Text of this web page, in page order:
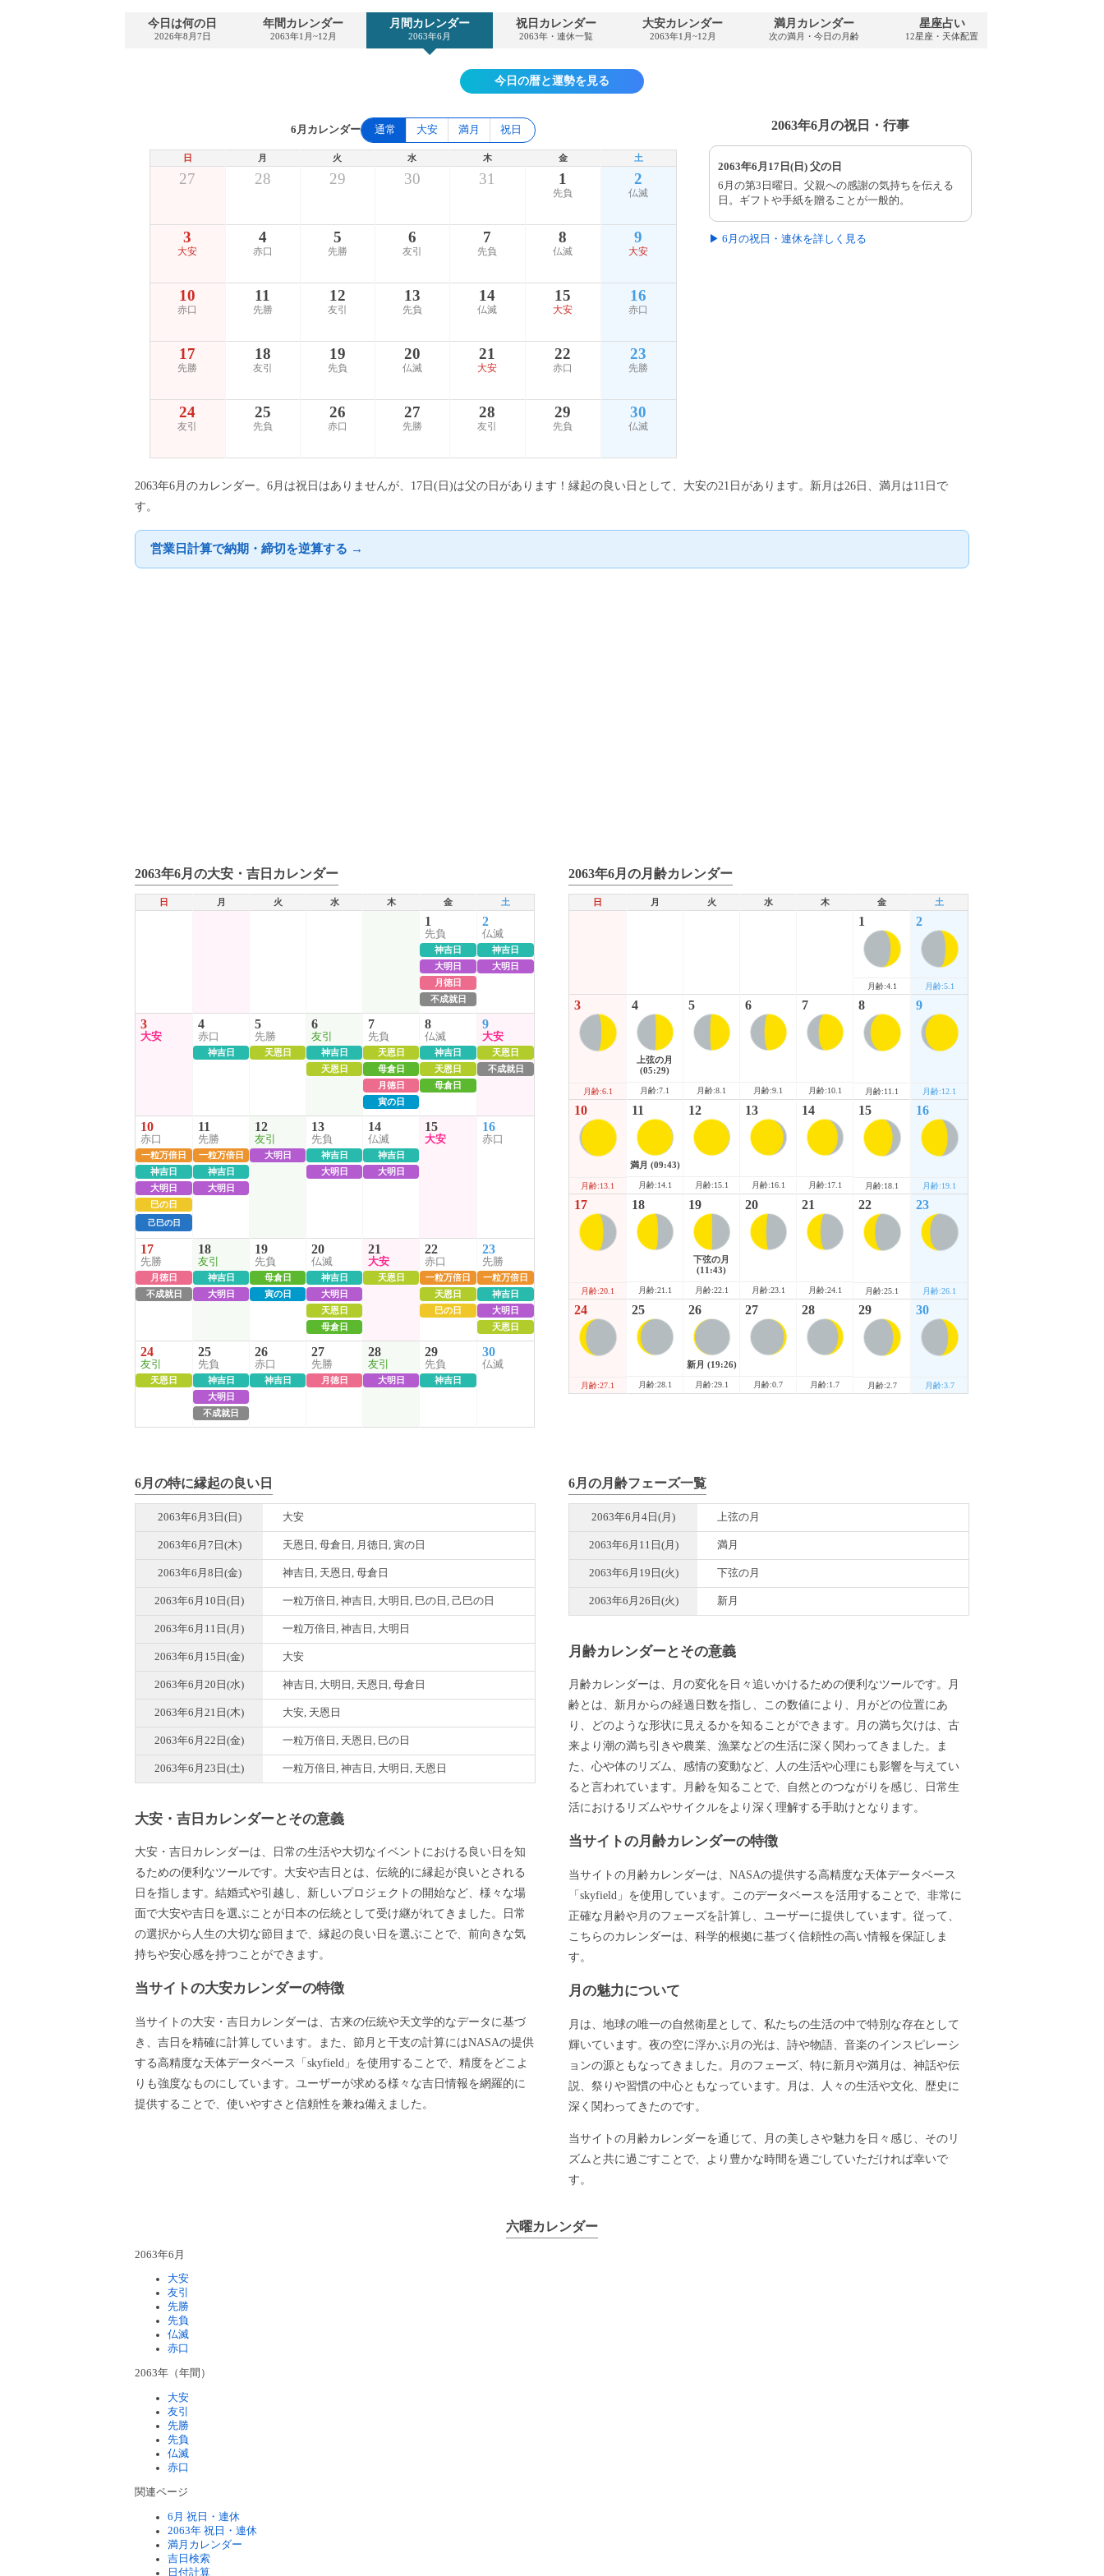
今日は何の日
2026年8月7日
年間カレンダー
2063年1月~12月
月間カレンダー
2063年6月
祝日カレンダー
2063年・連休一覧
大安カレンダー
2063年1月~12月
満月カレンダー
次の満月・今日の月齢
星座占い
12星座・天体配置
今日の暦と運勢を見る
6月カレンダー 通常 大安 満月 祝日
日 月 火 水 木 金 土
27 28 29 30 31 1
先負
2
仏滅
3
大安
4
赤口
5
先勝
6
友引
7
先負
8
仏滅
9
大安
10
赤口
11
先勝
12
友引
13
先負
14
仏滅
15
大安
16
赤口
17
先勝
18
友引
19
先負
20
仏滅
21
大安
22
赤口
23
先勝
24
友引
25
先負
26
赤口
27
先勝
28
友引
29
先負
30
仏滅
2063年6月の祝日・行事
2063年6月17日(日) 父の日
6月の第3日曜日。父親への感謝の気持ちを伝える
日。ギフトや手紙を贈ることが一般的。
▶ 6月の祝日・連休を詳しく見る
2063年6月のカレンダー。6月は祝日はありませんが、17日(日)は父の日があります！縁起の良い日として、大安の21日があります。新月は26日、満月は11日で
す。
営業日計算で納期・締切を逆算する →
2063年6月の大安・吉日カレンダー
日 月 火 水 木 金 土
1
先負
神吉日
大明日
月徳日
不成就日
2
仏滅
神吉日
大明日
3
大安
4
赤口
神吉日
5
先勝
天恩日
6
友引
神吉日
天恩日
7
先負
天恩日
母倉日
月徳日
寅の日
8
仏滅
神吉日
天恩日
母倉日
9
大安
天恩日
不成就日
10
赤口
一粒万倍日
神吉日
大明日
巳の日
己巳の日
11
先勝
一粒万倍日
神吉日
大明日
12
友引
大明日
13
先負
神吉日
大明日
14
仏滅
神吉日
大明日
15
大安
16
赤口
17
先勝
月徳日
不成就日
18
友引
神吉日
大明日
19
先負
母倉日
寅の日
20
仏滅
神吉日
大明日
天恩日
母倉日
21
大安
天恩日
22
赤口
一粒万倍日
天恩日
巳の日
23
先勝
一粒万倍日
神吉日
大明日
天恩日
24
友引
天恩日
25
先負
神吉日
大明日
不成就日
26
赤口
神吉日
27
先勝
月徳日
28
友引
大明日
29
先負
神吉日
30
仏滅
2063年6月の月齢カレンダー
日 月 火 水 木 金 土
1
月齢:4.1
2
月齢:5.1
3
月齢:6.1
4
上弦の月
(05:29)
月齢:7.1
5
月齢:8.1
6
月齢:9.1
7
月齢:10.1
8
月齢:11.1
9
月齢:12.1
10
月齢:13.1
11
満月 (09:43)
月齢:14.1
12
月齢:15.1
13
月齢:16.1
14
月齢:17.1
15
月齢:18.1
16
月齢:19.1
17
月齢:20.1
18
月齢:21.1
19
下弦の月
(11:43)
月齢:22.1
20
月齢:23.1
21
月齢:24.1
22
月齢:25.1
23
月齢:26.1
24
月齢:27.1
25
月齢:28.1
26
新月 (19:26)
月齢:29.1
27
月齢:0.7
28
月齢:1.7
29
月齢:2.7
30
月齢:3.7
6月の特に縁起の良い日
2063年6月3日(日) 大安
2063年6月7日(木) 天恩日, 母倉日, 月徳日, 寅の日
2063年6月8日(金) 神吉日, 天恩日, 母倉日
2063年6月10日(日) 一粒万倍日, 神吉日, 大明日, 巳の日, 己巳の日
2063年6月11日(月) 一粒万倍日, 神吉日, 大明日
2063年6月15日(金) 大安
2063年6月20日(水) 神吉日, 大明日, 天恩日, 母倉日
2063年6月21日(木) 大安, 天恩日
2063年6月22日(金) 一粒万倍日, 天恩日, 巳の日
2063年6月23日(土) 一粒万倍日, 神吉日, 大明日, 天恩日
大安・吉日カレンダーとその意義
大安・吉日カレンダーは、日常の生活や大切なイベントにおける良い日を知
るための便利なツールです。大安や吉日とは、伝統的に縁起が良いとされる
日を指します。結婚式や引越し、新しいプロジェクトの開始など、様々な場
面で大安や吉日を選ぶことが日本の伝統として受け継がれてきました。日常
の選択から人生の大切な節目まで、縁起の良い日を選ぶことで、前向きな気
持ちや安心感を持つことができます。
当サイトの大安カレンダーの特徴
当サイトの大安・吉日カレンダーは、古来の伝統や天文学的なデータに基づ
き、吉日を精確に計算しています。また、節月と干支の計算にはNASAの提供
する高精度な天体データベース「skyfield」を使用することで、精度をどこよ
りも強度なものにしています。ユーザーが求める様々な吉日情報を網羅的に
提供することで、使いやすさと信頼性を兼ね備えました。
6月の月齢フェーズ一覧
2063年6月4日(月) 上弦の月
2063年6月11日(月) 満月
2063年6月19日(火) 下弦の月
2063年6月26日(火) 新月
月齢カレンダーとその意義
月齢カレンダーは、月の変化を日々追いかけるための便利なツールです。月
齢とは、新月からの経過日数を指し、この数値により、月がどの位置にあ
り、どのような形状に見えるかを知ることができます。月の満ち欠けは、古
来より潮の満ち引きや農業、漁業などの生活に深く関わってきました。ま
た、心や体のリズム、感情の変動など、人の生活や心理にも影響を与えてい
ると言われています。月齢を知ることで、自然とのつながりを感じ、日常生
活におけるリズムやサイクルをより深く理解する手助けとなります。
当サイトの月齢カレンダーの特徴
当サイトの月齢カレンダーは、NASAの提供する高精度な天体データベース
「skyfield」を使用しています。このデータベースを活用することで、非常に
正確な月齢や月のフェーズを計算し、ユーザーに提供しています。従って、
こちらのカレンダーは、科学的根拠に基づく信頼性の高い情報を保証しま
す。
月の魅力について
月は、地球の唯一の自然衛星として、私たちの生活の中で特別な存在として
輝いています。夜の空に浮かぶ月の光は、詩や物語、音楽のインスピレーシ
ョンの源ともなってきました。月のフェーズ、特に新月や満月は、神話や伝
説、祭りや習慣の中心ともなっています。月は、人々の生活や文化、歴史に
深く関わってきたのです。
当サイトの月齢カレンダーを通じて、月の美しさや魅力を日々感じ、そのリ
ズムと共に過ごすことで、より豊かな時間を過ごしていただければ幸いで
す。
六曜カレンダー
2063年6月
大安
友引
先勝
先負
仏滅
赤口
2063年（年間）
大安
友引
先勝
先負
仏滅
赤口
関連ページ
6月 祝日・連休
2063年 祝日・連休
満月カレンダー
吉日検索
日付計算